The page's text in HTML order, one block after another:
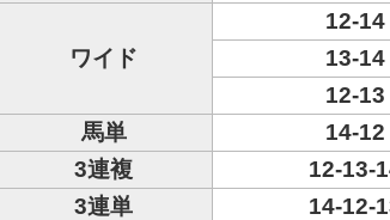
ワイド
12-14
13-14
12-13
馬単
14-12
3連複
12-13-
3連単
14-12-